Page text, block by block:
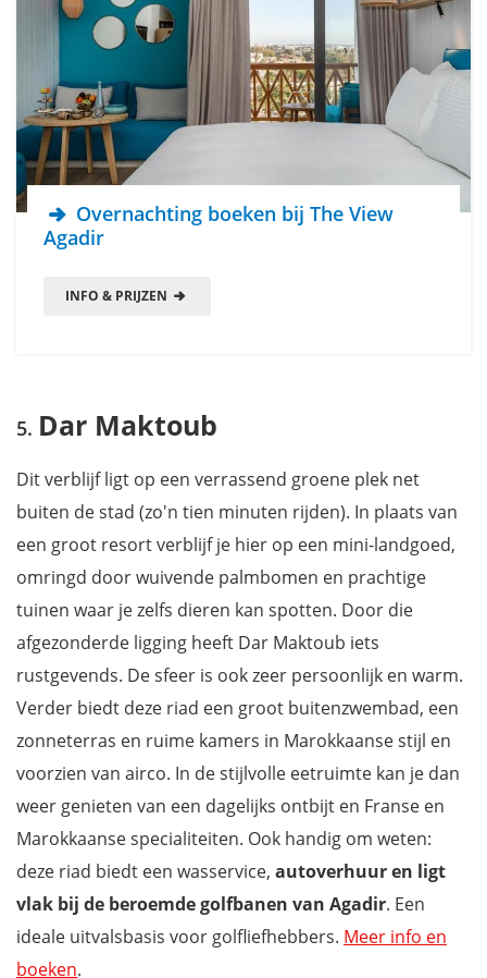
Overnachting boeken bij The View
Agadir
INFO & PRIJZEN
Dar Maktoub
Dit verblijf ligt op een verrassend groene plek net
buiten de stad (zo'n tien minuten rijden). In plaats van
een groot resort verblijf je hier op een mini-landgoed,
omringd door wuivende palmbomen en prachtige
tuinen waar je zelfs dieren kan spotten. Door die
afgezonderde ligging heeft Dar Maktoub iets
rustgevends. De sfeer is ook zeer persoonlijk en warm.
Verder biedt deze riad een groot buitenzwembad, een
zonneterras en ruime kamers in Marokkaanse stijl en
voorzien van airco. In de stijlvolle eetruimte kan je dan
weer genieten van een dagelijks ontbijt en Franse en
Marokkaanse specialiteiten. Ook handig om weten:
deze riad biedt een wasservice, autoverhuur en ligt
vlak bij de beroemde golfbanen van Agadir. Een
ideale uitvalsbasis voor golfliefhebbers. Meer info en
boeken.